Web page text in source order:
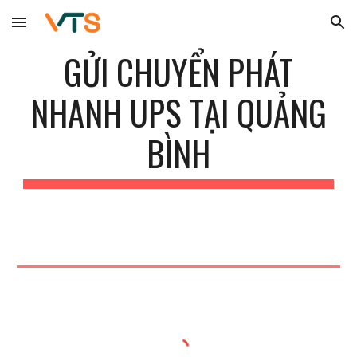
Skip to main content Skip to navigation
GỬI CHUYỂN PHÁT
NHANH UPS TẠI QUẢNG
BÌNH